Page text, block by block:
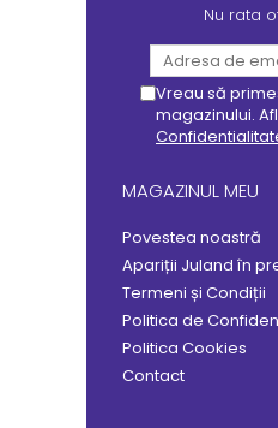
Nu rata
Vreau să
magazinului.
MAGAZINUL MEU
Povestea noastră
Apariții Juland în
Termeni și Condiții
Politica de
Politica Cookies
Contact